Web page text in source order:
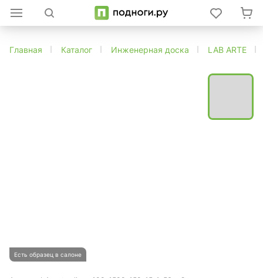
Главная Каталог Инженерная доска LAB ARTE
Есть образец в салоне